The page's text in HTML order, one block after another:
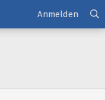
Anmelden